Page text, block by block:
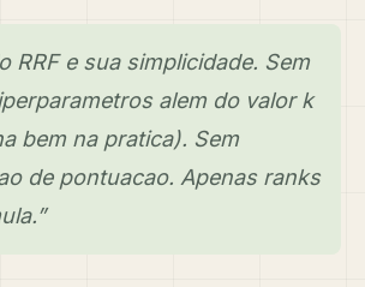
RRF e sua simplicidade. Sem
alem do valor k
bem na pratica). Sem
de pontuacao. Apenas ranks